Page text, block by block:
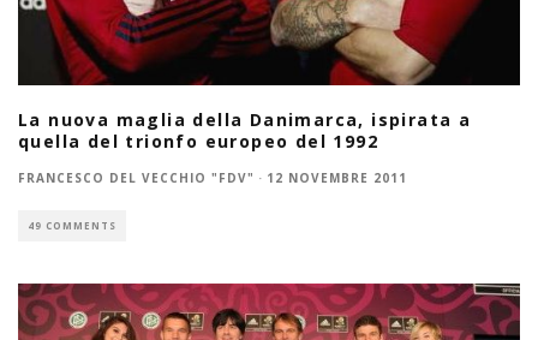
La nuova maglia della Danimarca, ispirata a
quella del trionfo europeo del 1992
FRANCESCO DEL VECCHIO "FDV" · 12 NOVEMBRE 2011
49 COMMENTS